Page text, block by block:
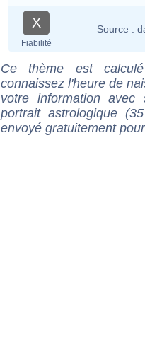
X
Fiabilité
Source :
Ce thème est
connaissez l'heure de
votre information
portrait astrologique
envoyé gratuitement